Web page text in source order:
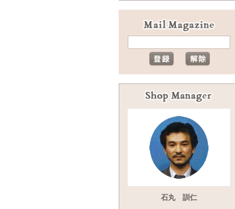
石丸 訓仁